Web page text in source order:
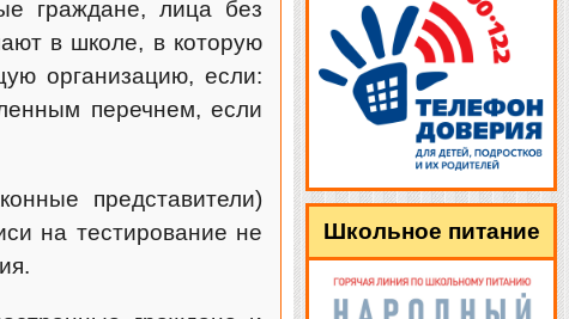
граждане, лица без
в школе, в которую
организацию, если:
перечнем, если
представители)
на тестирование не
Школьное питание